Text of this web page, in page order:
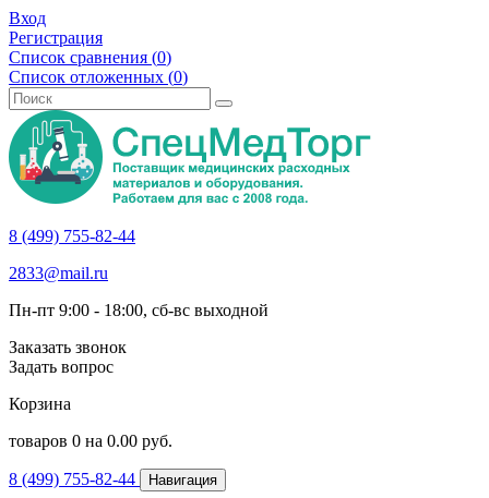
Вход
Регистрация
Список сравнения (0)
Список отложенных (0)
8 (499) 755-82-44
2833@mail.ru
Пн-пт 9:00 - 18:00, сб-вс выходной
Заказать звонок
Задать вопрос
Корзина
товаров 0 на 0.00 руб.
8 (499) 755-82-44 Навигация